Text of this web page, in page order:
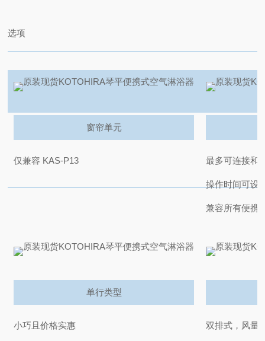
选项
窗帘单元
仅兼容 KAS-P13 最多可连接和
操作时间可设
兼容所有便携
单行类型
小巧且价格实惠 双排式，风量